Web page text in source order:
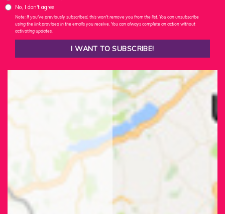
No, I don't agree
Note: If you've previously subscribed, this won't remove you from the list. You can unsubscribe
using the link provided in the emails you receive. You can always complete an action without
activating updates.